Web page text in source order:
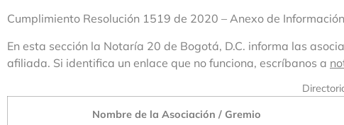
Cumplimiento Resolución 1519 de 2020 – Anexo de
En esta sección la Notaría 20 de Bogotá, D.C. informa las
afiliada. Si identifica un enlace que no funciona, escríbanos a
Nombre de la Asociación / Gremio